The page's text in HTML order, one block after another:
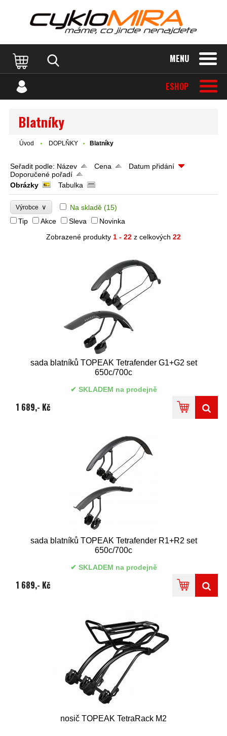
MENU
ESHOP
Blatníky
Úvod DOPLŇKY Blatníky
Seřadit podle: Název Cena
Datum přidání
Doporučené pořadí
Obrázky
Tabulka
Výrobce ∨ Na skladě (15)
Tip
Akce Sleva
Novinka
Zobrazené produkty 1 - 22 z celkových 22
sada blatníků TOPEAK Tetrafender G1+G2 set
650c/700c
SKLADEM na prodejně
1 689,- Kč
sada blatníků TOPEAK Tetrafender R1+R2 set
650c/700c
SKLADEM na prodejně
1 689,- Kč
nosič TOPEAK TetraRack M2